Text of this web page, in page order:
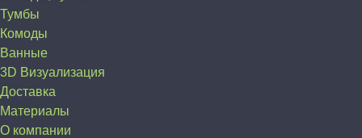
Тумбы
Комоды
Ванные
3D Визуализация
Доставка
Материалы
О компании